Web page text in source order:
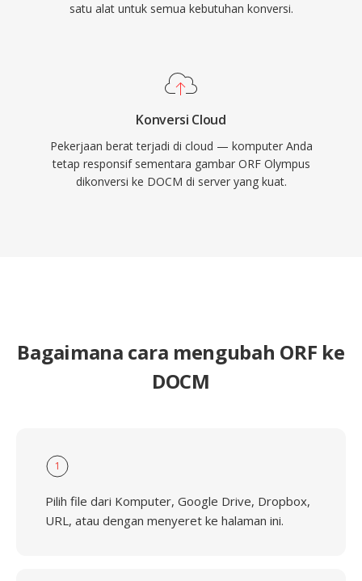
satu alat untuk semua kebutuhan konversi.
Konversi Cloud
Pekerjaan berat terjadi di cloud — komputer Anda
tetap responsif sementara gambar ORF Olympus
dikonversi ke DOCM di server yang kuat.
Bagaimana cara mengubah ORF ke
DOCM
1
Pilih file dari Komputer, Google Drive, Dropbox,
URL, atau dengan menyeret ke halaman ini.